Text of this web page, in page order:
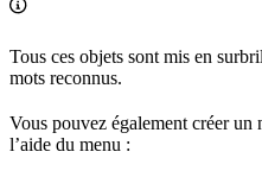
Tous ces objets sont mis en
mots reconnus.
Vous pouvez également créer un
l’aide du menu :